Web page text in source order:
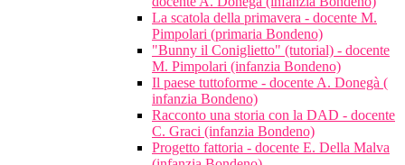
La scatola della primavera - docente M.
Pimpolari (primaria Bondeno)
"Bunny il Coniglietto" (tutorial) - docente
M. Pimpolari (infanzia Bondeno)
Il paese tuttoforme - docente A. Donegà (
infanzia Bondeno)
Racconto una storia con la DAD - docente
C. Graci (infanzia Bondeno)
Progetto fattoria - docente E. Della Malva